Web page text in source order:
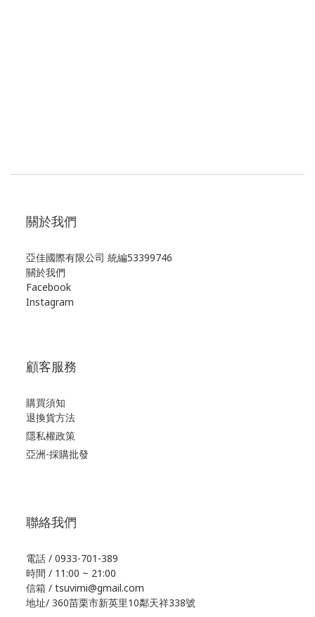
關於我們
亞佳國際有限公司 統編53399746
關於我們
Facebook
Instagram
顧客服務
購買須知
退換貨方法
隱私權政策
亞洲-採購批發
聯絡我們
電話 / 0933-701-389
時間 / 11:00 ~ 21:00
信箱 / tsuvimi@gmail.com
地址/ 360苗栗市新英里10鄰天祥338號